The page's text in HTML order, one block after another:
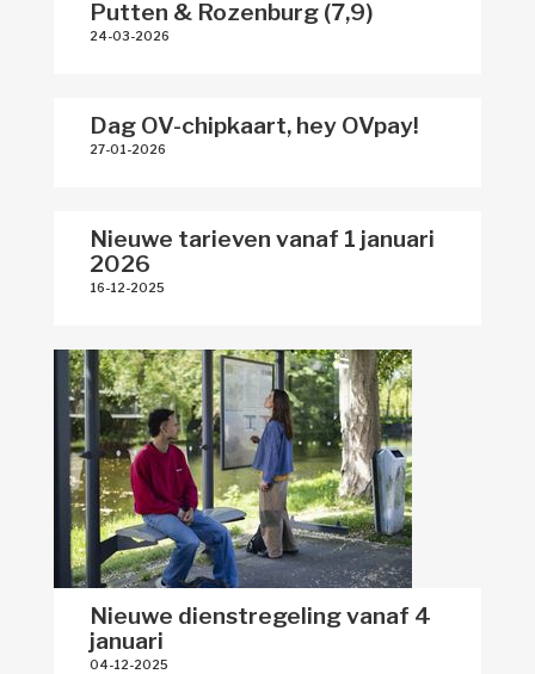
Putten & Rozenburg (7,9)
24-03-2026
Dag OV-chipkaart, hey OVpay!
27-01-2026
Nieuwe tarieven vanaf 1 januari
2026
16-12-2025
Nieuwe dienstregeling vanaf 4
januari
04-12-2025